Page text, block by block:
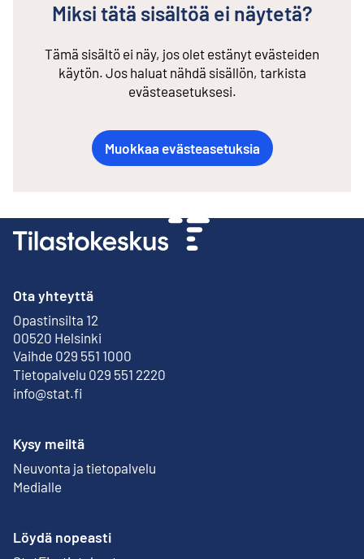
Miksi tätä sisältöä ei näytetä?
Tämä sisältö ei näy, jos olet estänyt evästeiden
käytön. Jos haluat nähdä sisällön, tarkista
evästeasetuksesi.
Muokkaa evästeasetuksia
Ota yhteyttä
Opastinsilta 12
00520 Helsinki
Ulkoinen linkki
Vaihde 029 551 1000
Tietopalvelu 029 551 2220
info@stat.fi
Kysy meiltä
Neuvonta ja tietopalvelu
Medialle
Löydä nopeasti